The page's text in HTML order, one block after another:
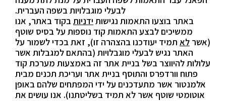
לבעלי מוגבלויות בשפה העברית.
באתר בוצעו התאמות נגישות ידניותבקוד באתר, אנו
ממשיכים לבצע התאמות קוד נוספות על בסיס שוטף
(אשר לא תמיד יעודכנו בהצהרה זו), זאת בכדי לשמור על
האתר נגיש לבעלי מוגבלויות (בהתאם למגבלות אשר
עלולות להיווצר בשל בניית אתר זה באמצעות מערכת קוד
פתוח וורדפרס והתוסף בניית אתר ועריכת תכנים מבית
אלמנטור אשר מתעדכנים על ידי המפתחים שלהם באופן
אוטומטי שוטף אשר לא תמיד בשליטתנו). אנו עושים את